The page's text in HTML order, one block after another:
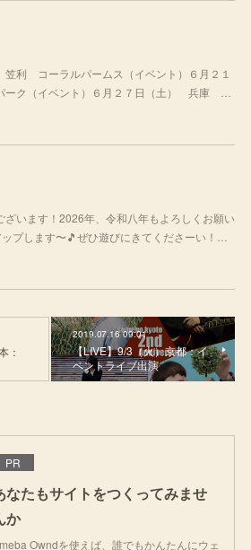
利 コーラルパームス（イベント）６月２１
ク（イベント）６月２７日（土） 兵庫 …
ざいます！2026年、令和八年もよろしくお願い
プします〜🎵ぜひ遊びにきてくださーい！…
：
2019.07.16 09:01
【LIVE】9/3（火）京都：イ
ベントライブ出演
PR
なたもサイトをつくってみませ
か
Owndを使えば、誰でもかんたんにウェ